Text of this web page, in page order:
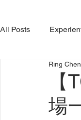
All Posts
School Events
場
Ring Chen